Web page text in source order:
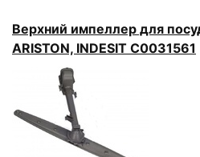
Верхний импеллер для
ARISTON, INDESIT C0031561